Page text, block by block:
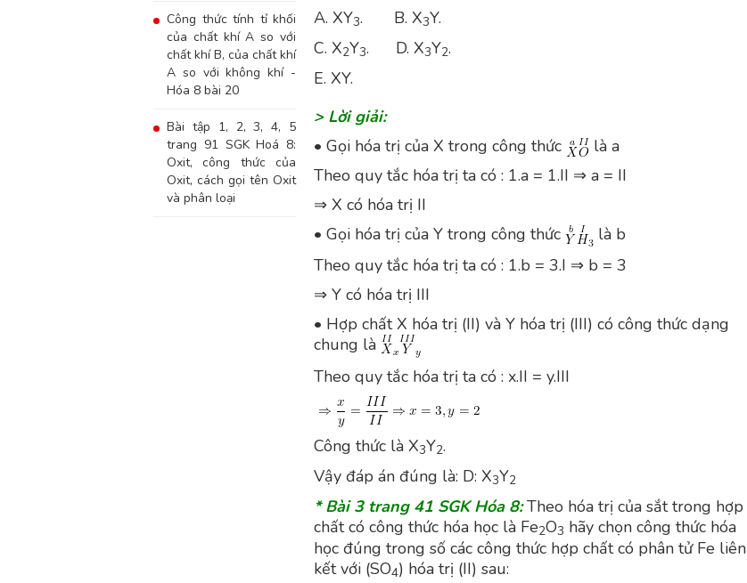
Công thức tính tỉ khối
của chất khí A so với
chất khí B, của chất khí
A so với không khí -
Hóa 8 bài 20
Bài tập 1, 2, 3, 4, 5
trang 91 SGK Hoá 8:
Oxit, công thức của
Oxit, cách gọi tên Oxit
và phân loại
A. XY3. B. X3Y.
C. X2Y3. D. X3Y2.
E. XY.
> Lời giải:
• Gọi hóa trị của X trong công thức
là a
Theo quy tắc hóa trị ta có : 1.a = 1.II ⇒ a = II
⇒ X có hóa trị II
• Gọi hóa trị của Y trong công thức
là b
Theo quy tắc hóa trị ta có : 1.b = 3.I ⇒ b = 3
⇒ Y có hóa trị III
• Hợp chất X hóa trị (II) và Y hóa trị (III) có công thức dạng
chung là
Theo quy tắc hóa trị ta có : x.II = y.III
Công thức là X3Y2.
Vậy đáp án đúng là: D: X3Y2
* Bài 3 trang 41 SGK Hóa 8: Theo hóa trị của sắt trong hợp
chất có công thức hóa học là Fe2O3 hãy chọn công thức hóa
học đúng trong số các công thức hợp chất có phân tử Fe liên
kết với (SO4) hóa trị (II) sau: